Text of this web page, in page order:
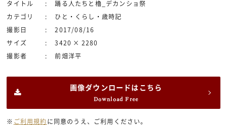
タイトル 踊る人たちと櫓_デカンショ祭
カテゴリ ひと・くらし・歳時記
撮影日 2017/08/16
サイズ 3420 × 2280
撮影者 前畑洋平
画像ダウンロードはこちら
Download Free
※ ご利用規約 に同意のうえ、ご利用ください。